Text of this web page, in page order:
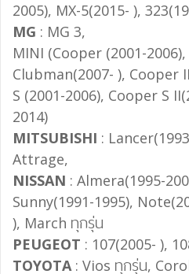
2005), MX-5(2015- ),
MG : MG 3,
MINI (Cooper (2001-
Clubman(2007- ), Cooper
S (2001-2006), Cooper S
2014)
MITSUBISHI :
Attrage,
NISSAN : Almera(1995-
Sunny(1991-1995),
), March ทุกรุ่น
PEUGEOT : 107(2005- ),
TOYOTA: Vios ทุกรุ่น,